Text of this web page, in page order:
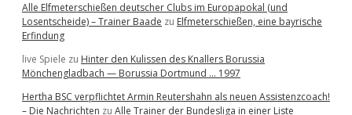
Alle Elfmeterschießen deutscher Clubs im Europapokal (und
Losentscheide) – Trainer Baade zu Elfmeterschießen, eine bayrische
Erfindung
live Spiele zu Hinter den Kulissen des Knallers Borussia
Mönchengladbach — Borussia Dortmund … 1997
Hertha BSC verpflichtet Armin Reutershahn als neuen Assistenzcoach!
– Die Nachrichten zu Alle Trainer der Bundesliga in einer Liste